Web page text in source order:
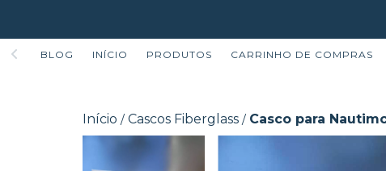
BLOG INÍCIO PRODUTOS CARRINHO DE COMPRAS
Início / Cascos Fiberglass / Casco para